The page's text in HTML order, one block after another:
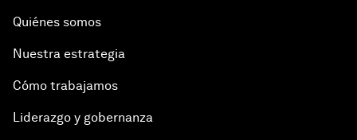
Quiénes somos
Nuestra estrategia
Cómo trabajamos
Liderazgo y gobernanza